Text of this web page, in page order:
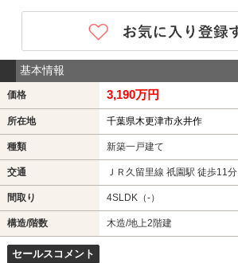
基本情報
価格 3,190万円
所在地 千葉県木更津市永井作
種類 新築一戸建て
交通 ＪＲ久留里線 祇園駅 徒歩11分
間取り 4SLDK（-）
構造/階数 木造/地上2階建
セールスコメント